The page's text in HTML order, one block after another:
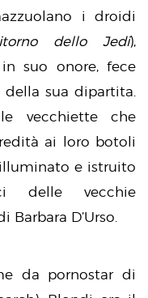
i droidi
dello Jedi),
suo onore, fece
sua dipartita.
vecchiette che
ai loro botoli
e istruito
delle vecchie
D’Urso.
da pornostar di